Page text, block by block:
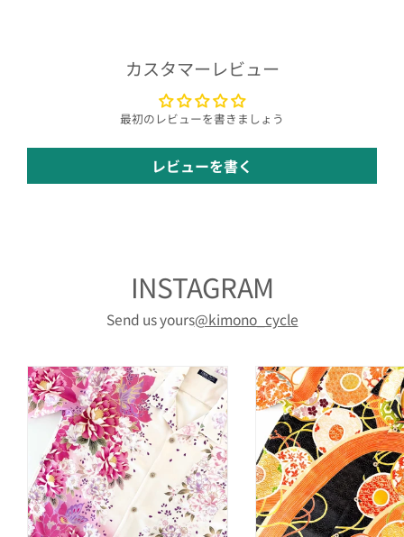
カスタマーレビュー
最初のレビューを書きましょう
レビューを書く
INSTAGRAM
Send us yours@kimono_cycle